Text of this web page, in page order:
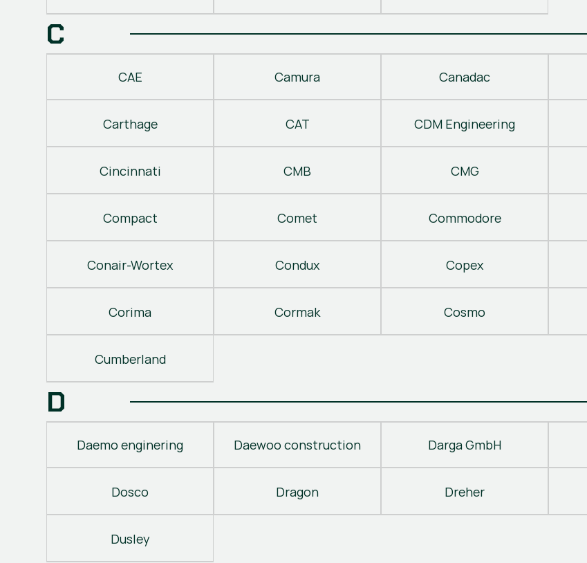
C
CAE Camura Canadac
Carthage CAT CDM Engineering
Cincinnati CMB CMG
Compact Comet Commodore
Conair-Wortex Condux Copex
Corima Cormak Cosmo
Cumberland
D
Daemo enginering Daewoo construction Darga GmbH
Dosco Dragon Dreher
Dusley